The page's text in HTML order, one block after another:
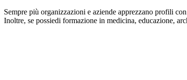
Sempre più organizzazioni e aziende apprezzano profili
Inoltre, se possiedi formazione in medicina, educazione,